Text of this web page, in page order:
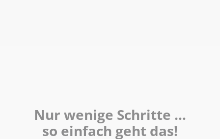
Nur wenige Schritte …
so einfach geht das!